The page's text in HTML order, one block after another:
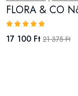
FLORA CO |Akta
FLORA & CO